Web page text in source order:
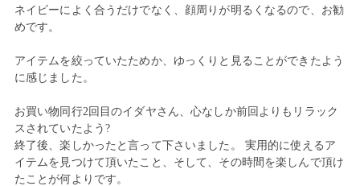
ネイビーによく合うだけでなく、顔周りが明るくなるので、お勧
めです。
アイテムを絞っていたためか、ゆっくりと見ることができたよう
に感じました。
お買い物同行2回目のイダヤさん、心なしか前回よりもリラック
スされていたよう?
終了後、楽しかったと言って下さいました。 実用的に使えるア
イテムを見つけて頂いたこと、そして、その時間を楽しんで頂け
たことが何よりです。